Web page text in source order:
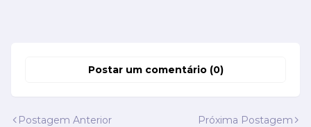
Postar um comentário (0)
Postagem Anterior Próxima Postagem